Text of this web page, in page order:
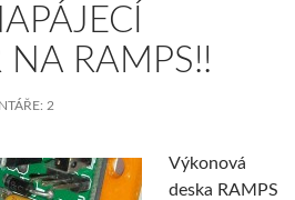
NA RAMPS!!
2
Výkonová
deska RAMPS